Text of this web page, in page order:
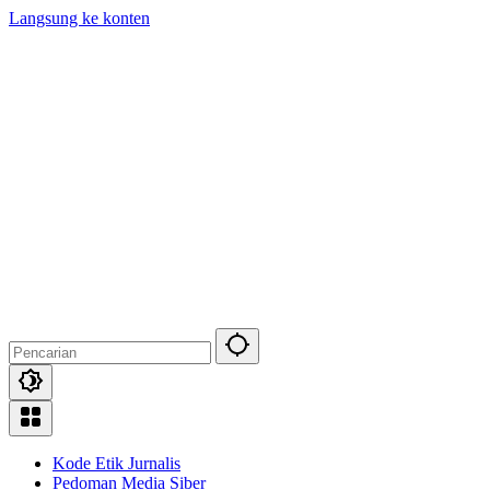
Langsung ke konten
Kode Etik Jurnalis
Pedoman Media Siber